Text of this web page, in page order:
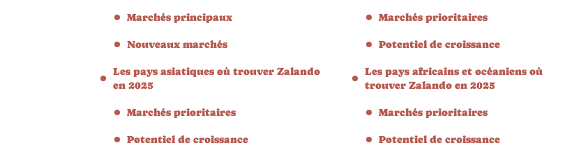
Marchés principaux
Nouveaux marchés
Les pays asiatiques où trouver Zalando
en 2025
Marchés prioritaires
Potentiel de croissance
Marchés prioritaires
Potentiel de croissance
Les pays africains et océaniens où
trouver Zalando en 2025
Marchés prioritaires
Potentiel de croissance